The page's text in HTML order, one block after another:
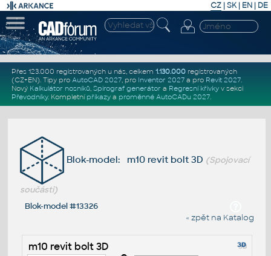
CZ | SK| EN | DE
Přes 123.000 registrovaných u nás, celkem 1.130.000registrovaných
(CZ+EN). Tipy pro AutoCAD 2027, pro Inventor 2027a pro Revit 2027.
Nový Kalkulátor nosníků, Spirograf generátor a Regresní křivkyv sekci
Převodníky. Kompletní příkazya proměnné AutoCADu 2027.
Blok-model: m10 revit bolt 3D (Spojovací
součásti)
Blok-model #13326
« zpět na Katalog
m10 revit bolt 3D